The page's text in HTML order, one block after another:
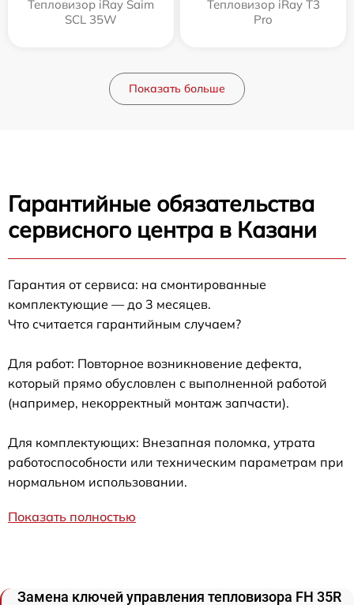
Тепловизор iRay Saim
SCL 35W
Тепловизор iRay T3
Pro
Показать больше
Гарантийные обязательства
сервисного центра в Казани
Гарантия от сервиса: на смонтированные
комплектующие — до 3 месяцев.
Что считается гарантийным случаем?
Для работ: Повторное возникновение дефекта,
который прямо обусловлен с выполненной работой
(например, некорректный монтаж запчасти).
Для комплектующих: Внезапная поломка, утрата
работоспособности или техническим параметрам при
нормальном использовании.
Показать полностью
Замена ключей управления тепловизора FH 35R